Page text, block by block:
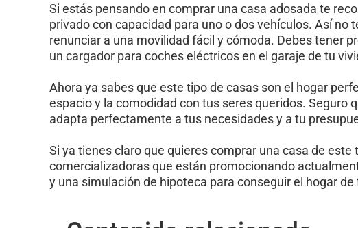
Si estás pensando en comprar una casa adosada te
privado con capacidad para uno o dos vehículos. Así
renunciar a una movilidad fácil y cómoda. Debes tener
un cargador para coches eléctricos en el garaje de tu
Ahora ya sabes que este tipo de casas son el hogar
espacio y la comodidad con tus seres queridos. Seguro
adapta perfectamente a tus necesidades y a tu
Si ya tienes claro que quieres comprar una casa de
comercializadoras que están promocionando
y una simulación de hipoteca para conseguir el hogar de